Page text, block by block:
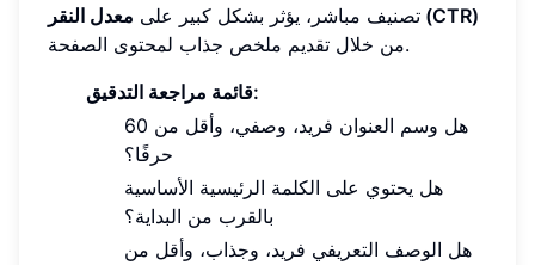
تصنيف مباشر، يؤثر بشكل كبير على معدل النقر (CTR)
من خلال تقديم ملخص جذاب لمحتوى الصفحة.
قائمة مراجعة التدقيق:
هل وسم العنوان فريد، وصفي، وأقل من 60
حرفًا؟
هل يحتوي على الكلمة الرئيسية الأساسية
بالقرب من البداية؟
هل الوصف التعريفي فريد، وجذاب، وأقل من